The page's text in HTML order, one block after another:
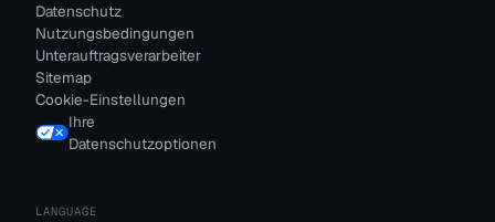
Datenschutz
Nutzungsbedingungen
Unterauftragsverarbeiter
Sitemap
Cookie-Einstellungen
Ihre
Datenschutzoptionen
LANGUAGE